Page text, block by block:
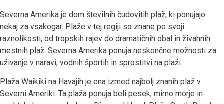
Severna Amerika je dom številnih čudovitih plaž, ki ponujajo
nekaj za vsakogar. Plaže v tej regiji so znane po svoji
raznolikosti, od tropskih rajev do dramatičnih obal in živahnih
mestnih plaž. Severna Amerika ponuja neskončne možnosti za
uživanje v naravi, vodnih športih in sprostitvi na plaži.
Plaža Waikiki na Havajih je ena izmed najbolj znanih plaž v
Severni Ameriki. Ta plaža ponuja beli pesek, mirno morje in